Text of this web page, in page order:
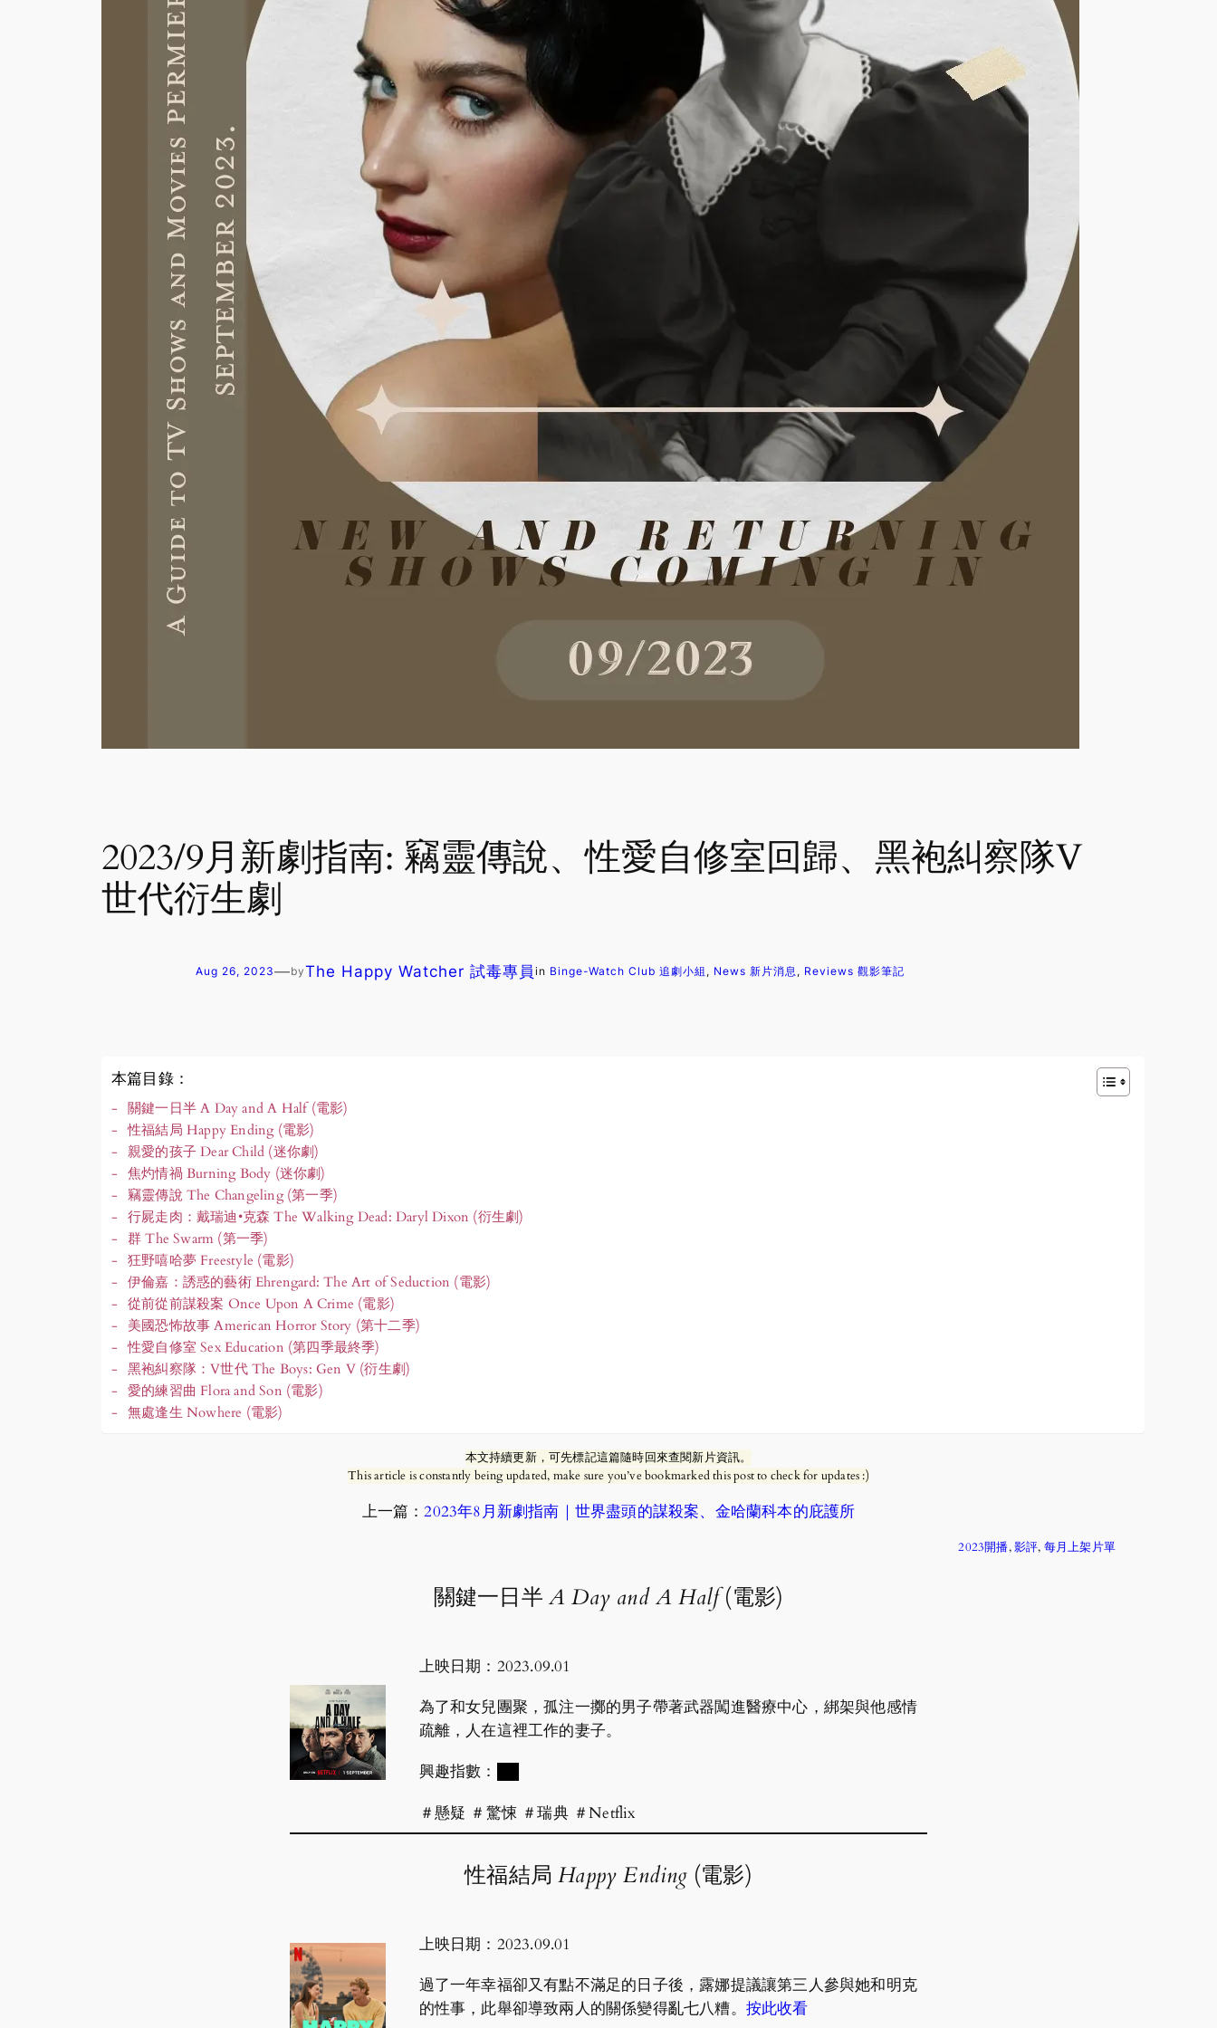
2023/9月新劇指南: 竊靈傳說、性愛自修室回歸、黑袍糾察隊V
世代衍生劇
Aug 26, 2023—byThe Happy Watcher 試毒專員 in Binge-Watch Club 追劇小組 , News 新片消息 , Reviews 觀影筆記
本篇目錄：
關鍵一日半 A Day and A Half (電影)
性福結局 Happy Ending (電影)
親愛的孩子 Dear Child (迷你劇)
焦灼情禍 Burning Body (迷你劇)
竊靈傳說 The Changeling (第一季)
行屍走肉：戴瑞迪•克森 The Walking Dead: Daryl Dixon (衍生劇)
群 The Swarm (第一季)
狂野嘻哈夢 Freestyle (電影)
伊倫嘉：誘惑的藝術 Ehrengard: The Art of Seduction (電影)
從前從前謀殺案 Once Upon A Crime (電影)
美國恐怖故事 American Horror Story (第十二季)
性愛自修室 Sex Education (第四季最終季)
黑袍糾察隊：V世代 The Boys: Gen V (衍生劇)
愛的練習曲 Flora and Son (電影)
無處逢生 Nowhere (電影)
本文持續更新，可先標記這篇隨時回來查閱新片資訊。
This article is constantly being updated, make sure you’ve bookmarked this post to check for updates :)
上一篇：2023年8月新劇指南｜世界盡頭的謀殺案、金哈蘭科本的庇護所
2023開播, 影評, 每月上架片單
關鍵一日半 A Day and A Half(電影)
上映日期：2023.09.01
為了和女兒團聚，孤注一擲的男子帶著武器闖進醫療中心，綁架與他感情
疏離，人在這裡工作的妻子。
興趣指數：
＃懸疑 ＃驚悚 ＃瑞典 ＃Netflix
性福結局Happy Ending (電影)
上映日期：2023.09.01
過了一年幸福卻又有點不滿足的日子後，露娜提議讓第三人參與她和明克
的性事，此舉卻導致兩人的關係變得亂七八糟。 按此收看